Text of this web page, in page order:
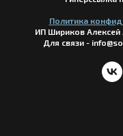
Политика
ИП Шириков Алексей
Для связи -